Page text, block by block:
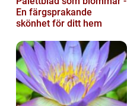
En färgsprakande
skönhet för ditt hem